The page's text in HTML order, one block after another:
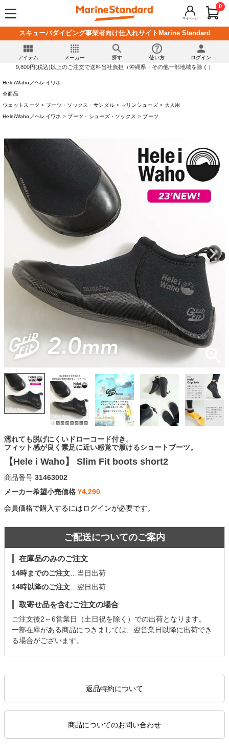
マイページ
0
スキューバダイビング事業者向け仕入れサイトMarine Standard
アイテム メーカー 探す 使い方 ログイン
9,800円(税込)以上のご注文で送料当社負担（沖縄県・その他一部地域を除く）
HeleiWaho／ヘレイワホ
全商品
ウェットスーツ
ブーツ・ソックス・サンダル マリンシューズ
大人用
HeleiWaho／ヘレイワホ
ブーツ・シューズ・ソックス ブーツ
濡れても脱げにくいドローコード付き。
フィット感が良く素足に近い感覚で履けるショートブーツ。
【Hele i Waho】 Slim Fit boots short2
商品番号 31463002
メーカー希望小売価格 ¥4,290
会員価格で購入するにはログインが必要です。
ご配送についてのご案内
在庫品のみのご注文
14時までのご注文 …当日出荷
14時以降のご注文 …翌日出荷
取寄せ品を含むご注文の場合
ご注文後2～6営業日（土日祝を除く）での出荷となります。
一部在庫がある商品につきましては、翌営業日以降に出荷でき
る場合がございます。
返品特約について
商品についてのお問い合わせ